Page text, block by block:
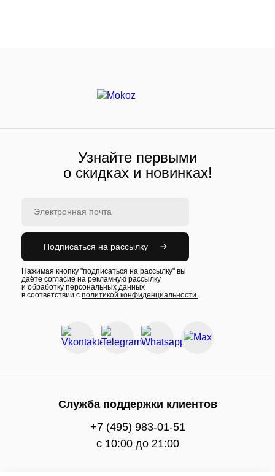
Узнайте первыми
о скидках и новинках!
Подписаться на рассылку
Нажимая кнопку "подписаться на рассылку" вы
даёте согласие на рекламную рассылку
и обработку персональных данных
в соответствии с политикой конфиденциальности.
Служба поддержки клиентов
+7 (495) 983-01-51
c 10:00 до 21:00